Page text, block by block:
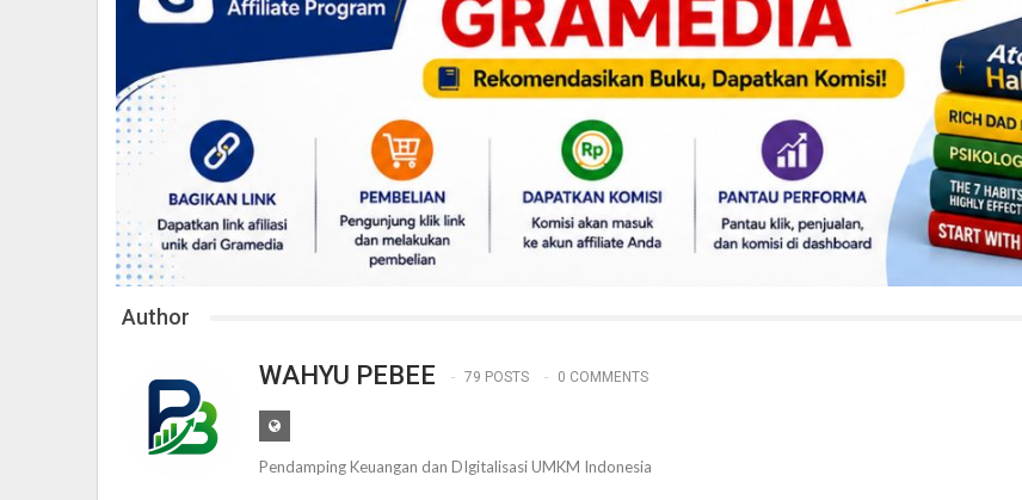
Author
WAHYU PEBEE 79 POSTS 0 COMMENTS
Pendamping Keuangan dan DIgitalisasi UMKM Indonesia